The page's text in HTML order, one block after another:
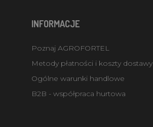
INFORMACJE
Poznaj AGROFORTEL
Metody płatności i koszty dostawy
Ogólne warunki handlowe
B2B - współpraca hurtowa